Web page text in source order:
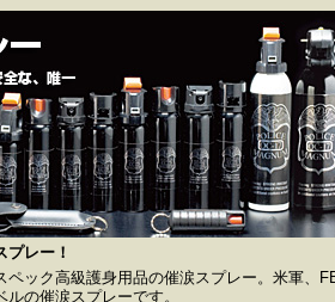
レー！
ック高級護身用品の催涙スプレー。米軍、
の催涙スプレーです。